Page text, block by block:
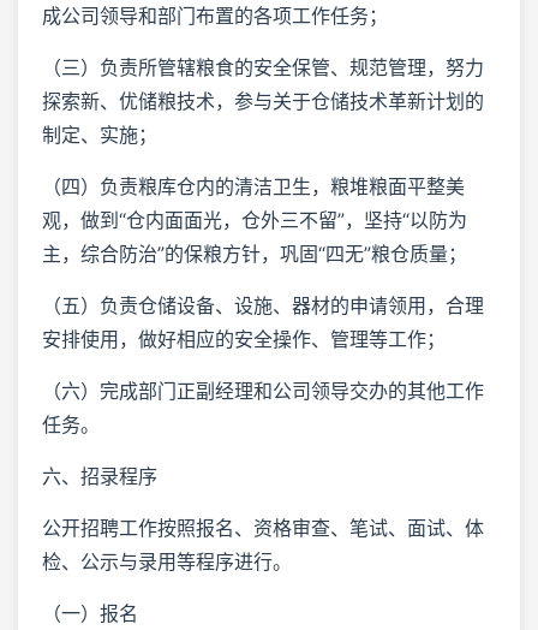
成公司领导和部门布置的各项工作任务；
（三）负责所管辖粮食的安全保管、规范管理，努力
探索新、优储粮技术，参与关于仓储技术革新计划的
制定、实施；
（四）负责粮库仓内的清洁卫生，粮堆粮面平整美
观，做到“仓内面面光，仓外三不留”，坚持“以防为
主，综合防治”的保粮方针，巩固“四无”粮仓质量；
（五）负责仓储设备、设施、器材的申请领用，合理
安排使用，做好相应的安全操作、管理等工作；
（六）完成部门正副经理和公司领导交办的其他工作
任务。
六、招录程序
公开招聘工作按照报名、资格审查、笔试、面试、体
检、公示与录用等程序进行。
（一）报名